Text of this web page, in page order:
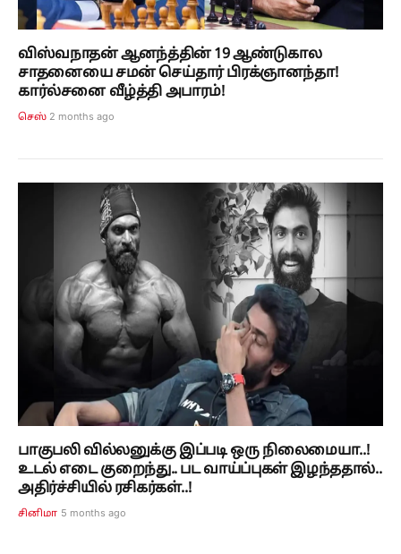
விஸ்வநாதன் ஆனந்த்தின் 19 ஆண்டுகால
சாதனையை சமன் செய்தார் பிரக்ஞானந்தா!
கார்ல்சனை வீழ்த்தி அபாரம்!
செஸ் 2 months ago
பாகுபலி வில்லனுக்கு இப்படி ஒரு நிலைமையா..!
உடல் எடை குறைந்து.. பட வாய்ப்புகள் இழந்ததால்..
அதிர்ச்சியில் ரசிகர்கள்..!
சினிமா 5 months ago